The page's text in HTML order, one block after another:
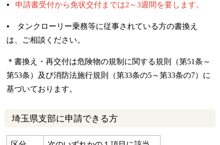
⦁ 申請書受付から免状交付までは2～3週間を要します。
⦁ タンクローリー乗務等に従事されている方の書換え
は、ご相談ください。
＊書換え・再交付は危険物の規制に関する規則（第51条～
第53条）及び消防法施行規則（第33条の5～第33条の7）に
基づいております。
埼玉県支部に申請できる方